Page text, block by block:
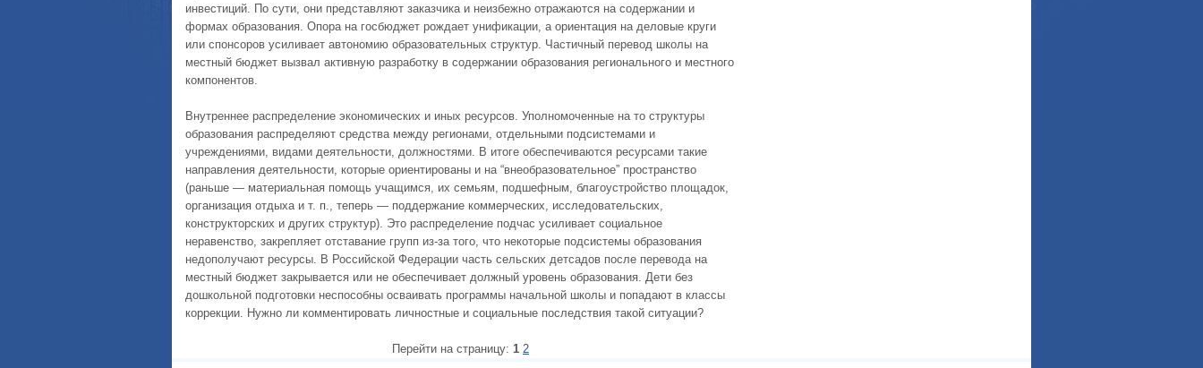
инвестиций. По сути, они представляют заказчика и неизбежно отра­жаются на содержании и
формах образования. Опора на госбюджет рождает унифика­ции, а ориентация на деловые круги
или спонсоров усиливает автономию образователь­ных структур. Частичный перевод школы на
местный бюджет вызвал активную разра­ботку в содержании образования регионального и местного
компонентов.
Внутреннее распределение экономических и иных ресурсов. Уполномоченные на то структуры
образования распределяют средства между регионами, отдельными под­системами и
учреждениями, видами деятельности, должностями. В итоге обеспечива­ются ресурсами такие
направления деятельности, которые ориентированы и на “внеобразовательное” пространство
(раньше — материальная помощь учащимся, их семьям, подшефным, благоустройство площадок,
организация отдыха и т. п., теперь — поддержание коммерческих, исследовательских,
конструкторских и других структур). Это распределение подчас усиливает социальное
неравенство, закрепляет отставание групп из-за того, что некоторые подсистемы образования
недополучают ресурсы. В Российской Федерации часть сельских детсадов после перевода на
местный бюджет за­крывается или не обеспечивает должный уровень образования. Дети без
дошкольной подготовки неспособны осваивать программы начальной школы и попадают в классы
коррекции. Нужно ли комментировать личностные и социальные последствия такой си­туации?
Перейти на страницу: 1 2